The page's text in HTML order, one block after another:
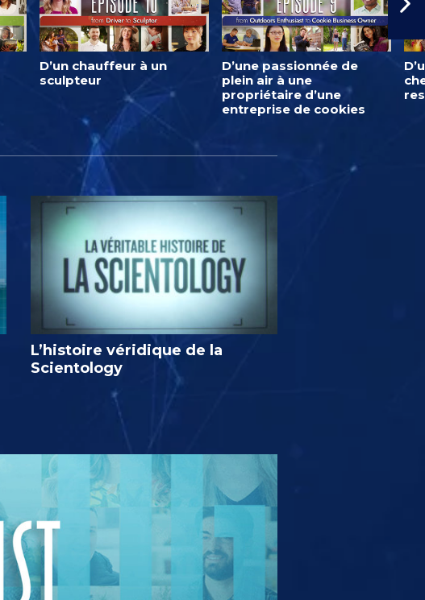
D’un chauffeur à un
sculpteur
D’une passionnée de
plein air à une
propriétaire d’une
entreprise de cookies
L’histoire véridique de la
Scientology